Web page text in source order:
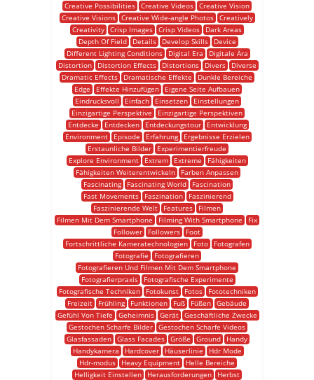
Creative Possibilities Creative Videos Creative Vision
Creative Visions
Creative Wide-angle Photos
Creatively
Creativity Crisp Images Crisp Videos
Dark Areas
Depth Of Field
Details Develop Skills
Device
Different Lighting Conditions
Digital Era
Digitale Ära
Distortion
Distortion Effects Distortions Divers
Diverse
Dramatic Effects
Dramatische Effekte
Dunkle Bereiche
Edge
Effekte Hinzufügen
Eigene Seite Aufbauen
Eindrucksvoll
Einfach Einsetzen
Einstellungen
Einzigartige Perspektive
Einzigartige Perspektiven
Entdecke
Entdecken Entdeckungstour
Entwicklung
Environment
Episode Erfahrung
Ergebnisse Erzielen
Erstaunliche Bilder
Experimentierfreude
Explore Environment
Extrem Extreme
Fähigkeiten
Fähigkeiten Weiterentwickeln
Farben Anpassen
Fascinating
Fascinating World
Fascination
Fast Movements
Faszination
Faszinierend
Faszinierende Welt
Features
Filmen
Filmen Mit Dem Smartphone
Filming With Smartphone
Fix
Follower
Followers
Foot
Fortschrittliche Kameratechnologien
Foto
Fotografen
Fotografie
Fotografieren
Fotografieren Und Filmen Mit Dem Smartphone
Fotografierpraxis
Fotografische Experimente
Fotografische Techniken
Fotokunst Fotos
Fototechniken
Freizeit
Frühling Funktionen Fuß Füßen Gebäude
Gefühl Von Tiefe
Geheimnis Gerät
Geschäftliche Zwecke
Gestochen Scharfe Bilder Gestochen Scharfe Videos
Glasfassaden Glass Facades Größe Ground
Handy
Handykamera
Hardcover Häuserlinie
Hdr Mode
Hdr-modus
Heavy Equipment
Helle Bereiche
Helligkeit Einstellen
Herausforderungen
Herbst